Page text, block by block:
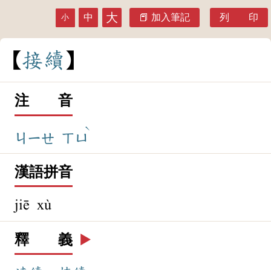
小 中 大 加入筆記 列 印
接續
注 音
ㄐㄧㄝ ㄒㄩ
ˋ
漢語拼音
jiē xù
釋 義 ▶️